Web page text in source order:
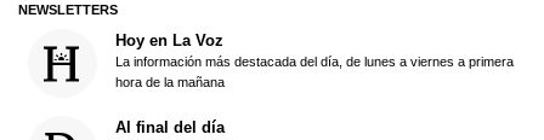
NEWSLETTERS
Hoy en La Voz
La información más destacada del día, de lunes a viernes a primera
hora de la mañana
Al final del día